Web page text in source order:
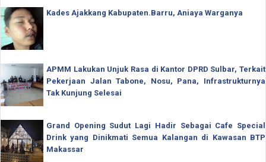
Kades Ajakkang Kabupaten.Barru, Aniaya Warganya
APMM Lakukan Unjuk Rasa di Kantor DPRD Sulbar, Terkait
Pekerjaan Jalan Tabone, Nosu, Pana, Infrastrukturnya
Tak Kunjung Selesai
Grand Opening Sudut Lagi Hadir Sebagai Cafe Special
Drink yang Dinikmati Semua Kalangan di Kawasan BTP
Makassar